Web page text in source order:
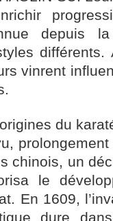
depuis
vinrent
du
chinois, un
le
En 1609,
dure